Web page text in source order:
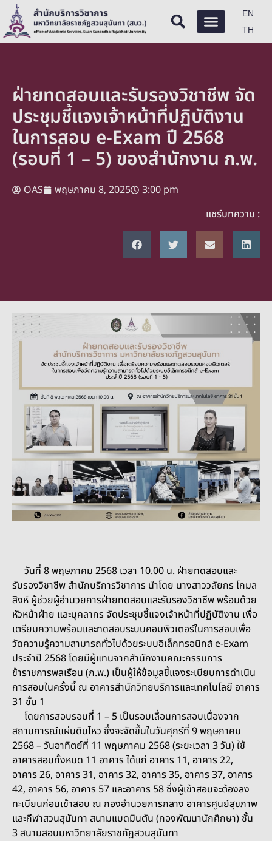
EN
TH
ฝ่ายทดสอบและรับรองวิชาชีพ จัด
ประชุมชี้แจงเจ้าหน้าที่ปฏิบัติงาน
ในการสอบ e-Exam ปี 2568
(รอบที่ 1 – 5) ของสำนักงาน ก.พ.
OAS พฤษภาคม 8, 2025
3:00 pm
แชร์บทความ :
วันที่ 8 พฤษภาคม 2568 เวลา 10.00 น. ฝ่ายทดสอบและ
รับรองวิชาชีพ สำนักบริการวิชาการ นำโดย นางสาววลัยกร โกมล
สิงห์ ผู้ช่วยผู้อำนวยการฝ่ายทดสอบและรับรองวิชาชีพ พร้อมด้วย
หัวหน้าฝ่าย และบุคลากร จัดประชุมชี้แจงเจ้าหน้าที่ปฏิบัติงาน เพื่อ
เตรียมความพร้อมและทดสอบระบบคอมพิวเตอร์ในการสอบเพื่อ
วัดความรู้ความสามารถทั่วไปด้วยระบบอิเล็กทรอนิกส์ e-Exam
ประจำปี 2568 โดยมีผู้แทนจากสำนักงานคณะกรรมการ
ข้าราชการพลเรือน (ก.พ.) เป็นผู้ให้ข้อมูลชี้แจงระเบียบการดำเนิน
การสอบในครั้งนี้ ณ อาคารสำนักวิทยบริการและเทคโนโลยี อาคาร
31 ชั้น 1
โดยการสอบรอบที่ 1 – 5 เป็นรอบเลื่อนการสอบเนื่องจาก
สถานการณ์แผ่นดินไหว ซึ่งจะจัดขึ้นในวันศุกร์ที่ 9 พฤษภาคม
2568 – วันอาทิตย์ที่ 11 พฤษภาคม 2568 (ระยะเวลา 3 วัน) ใช้
อาคารสอบทั้งหมด 11 อาคาร ได้แก่ อาคาร 11, อาคาร 22,
อาคาร 26, อาคาร 31, อาคาร 32, อาคาร 35, อาคาร 37, อาคาร
42, อาคาร 56, อาคาร 57 และอาคาร 58 ซึ่งผู้เข้าสอบจะต้องลง
ทะเบียนก่อนเข้าสอบ ณ กองอำนวยการกลาง อาคารศูนย์สุขภาพ
และกีฬาสวนสุนันทา สนามแบดมินตัน (กองพัฒนานักศึกษา) ชั้น
3 สนามสอบมหาวิทยาลัยราชภัฏสวนสุนันทา